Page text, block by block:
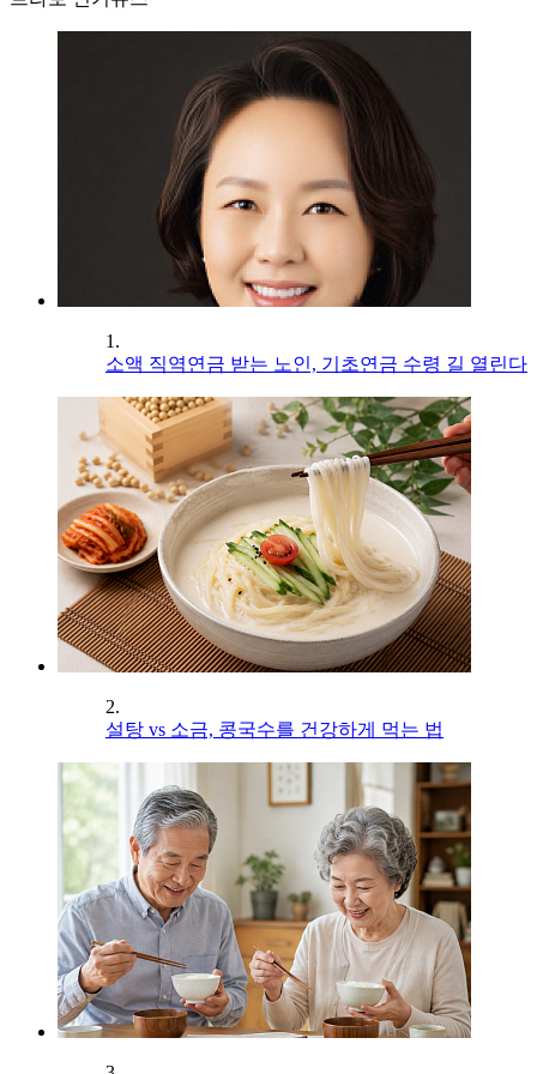
1.
소액 직역연금 받는 노인, 기초연금 수령 길 열린다
2.
설탕 vs 소금, 콩국수를 건강하게 먹는 법